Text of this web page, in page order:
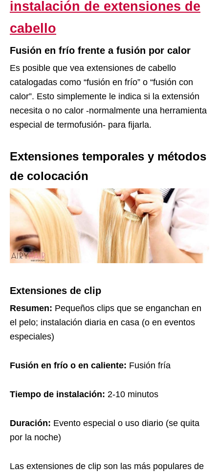
instalación de extensiones de
cabello
Fusión en frío frente a fusión por calor
Es posible que vea extensiones de cabello
catalogadas como “fusión en frío” o “fusión con
calor”. Esto simplemente le indica si la extensión
necesita o no calor -normalmente una herramienta
especial de termofusión- para fijarla.
Extensiones temporales y métodos
de colocación
Extensiones de clip
Resumen: Pequeños clips que se enganchan en
el pelo; instalación diaria en casa (o en eventos
especiales)
Fusión en frío o en caliente: Fusión fría
Tiempo de instalación: 2-10 minutos
Duración: Evento especial o uso diario (se quita
por la noche)
Las extensiones de clip son las más populares de